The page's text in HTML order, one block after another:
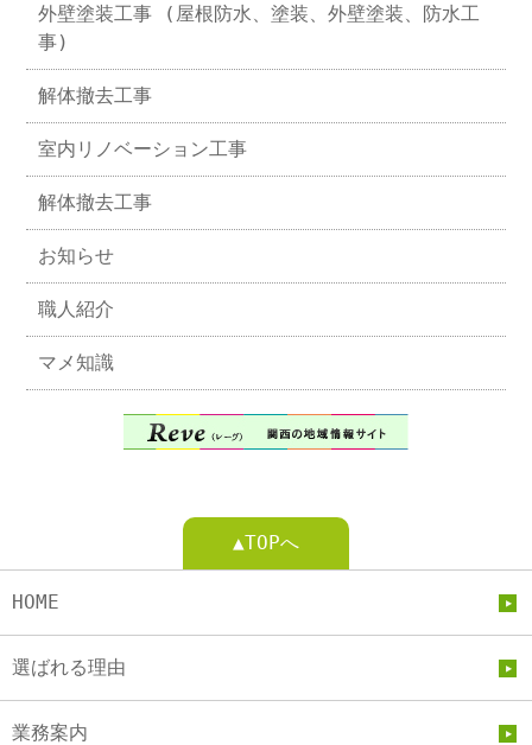
外壁塗装工事 (屋根防水、塗装、外壁塗装、防水工
事)
解体撤去工事
室内リノベーション工事
解体撤去工事
お知らせ
職人紹介
マメ知識
▲TOPへ
HOME
選ばれる理由
業務案内